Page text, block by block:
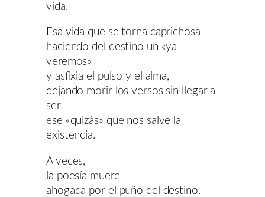
vida.
Esa vida que se torna caprichosa
haciendo del destino un «ya
veremos»
y asfixia el pulso y el alma,
dejando morir los versos sin llegar a
ser
ese «quizás» que nos salve la
existencia.
A veces,
la poesía muere
ahogada por el puño del destino.